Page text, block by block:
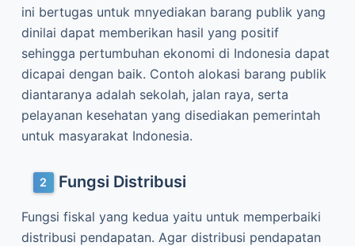
ini bertugas untuk mnyediakan barang publik yang
dinilai dapat memberikan hasil yang positif
sehingga pertumbuhan ekonomi di Indonesia dapat
dicapai dengan baik. Contoh alokasi barang publik
diantaranya adalah sekolah, jalan raya, serta
pelayanan kesehatan yang disediakan pemerintah
untuk masyarakat Indonesia.
Fungsi Distribusi
Fungsi fiskal yang kedua yaitu untuk memperbaiki
distribusi pendapatan. Agar distribusi pendapatan